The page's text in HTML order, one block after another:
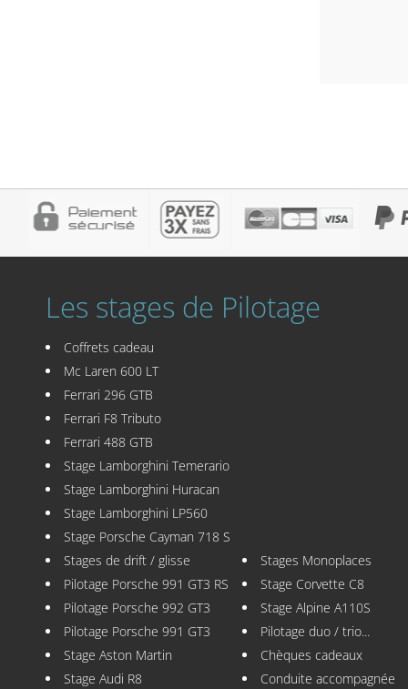
Les stages de Pilotage
Coffrets cadeau
Mc Laren 600 LT
Ferrari 296 GTB
Ferrari F8 Tributo
Ferrari 488 GTB
Stage Lamborghini Temerario
Stage Lamborghini Huracan
Stage Lamborghini LP560
Stage Porsche Cayman 718 S
Stages de drift / glisse
Pilotage Porsche 991 GT3 RS
Pilotage Porsche 992 GT3
Pilotage Porsche 991 GT3
Stage Aston Martin
Stage Audi R8
Stages Monoplaces
Stage Corvette C8
Stage Alpine A110S
Pilotage duo / trio...
Chèques cadeaux
Conduite accompagnée